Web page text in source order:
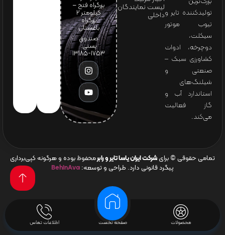
محصولات صفحه نخست اطلاعات تماس
تولیدکننده تایر و
تیوب موتور
سیکلت،
دوچرخه، ادوات
کشاورزی سبک –
صنعتی و
شیلنگ‌های
استاندارد آب و
گاز فعالیت
می‌کند.
لیست نمایندگان
داخلی
بزرگراه فتح –
کیلومتر ۲
بزرگراه
باغستان
صندوق
پستی:
1753-13185
تمامی حقوقی © برای شرکت ایران یاسا تایر و رابرمحفوظ بوده و هرگونه کپی‌برداری
پیگرد قانونی دارد. طراحی و توسعه: BehinAva